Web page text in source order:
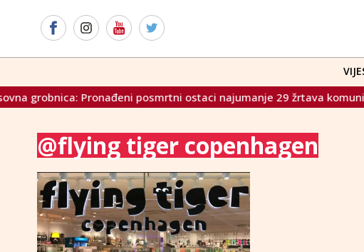
Pronađeni posmrtni ostaci najumanje 29 žrtava
@flying tiger copenhagen